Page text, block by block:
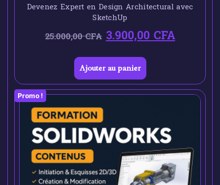
Devenez Expert en Design Architectural avec
SketchUp
25.000,00CFA 3.900,00CFA
Ajouter au panier
Promo !